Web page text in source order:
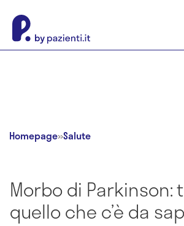
Homepage»Salute
Morbo di Parkinson:
quello che c’è da